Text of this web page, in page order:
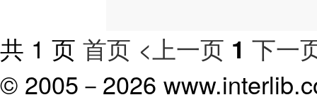
共 1 页 首页 <上一页 1 下一
© 2005－ 2026